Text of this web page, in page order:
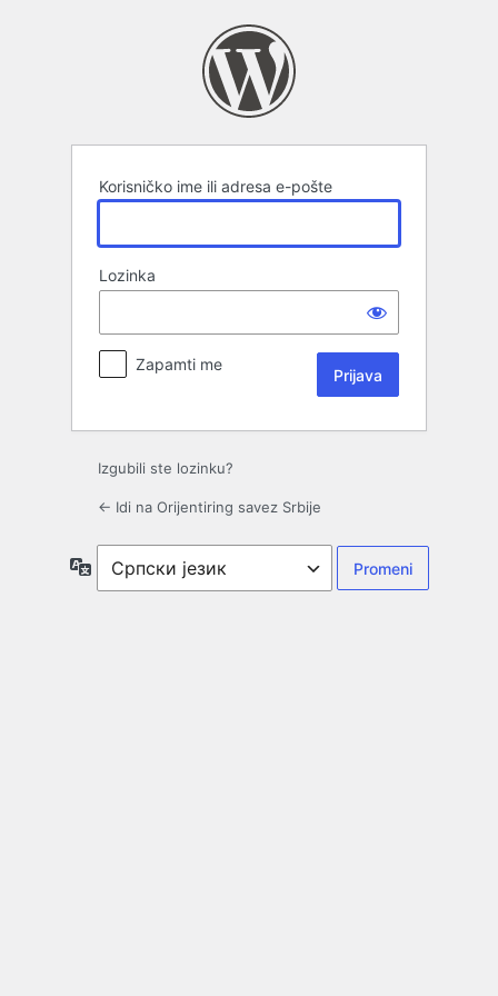
Korisničko ime ili adresa e-pošte
Lozinka
Zapamti me
Izgubili ste lozinku?
← Idi na Orijentiring savez Srbije
Jezik